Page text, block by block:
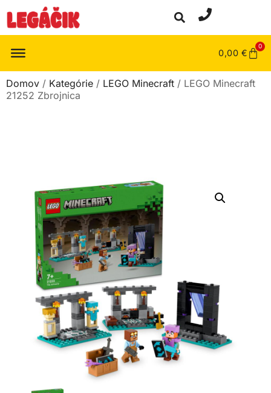
0,00 €
0
Domov / Kategórie / LEGO Minecraft / LEGO Minecraft
21252 Zbrojnica